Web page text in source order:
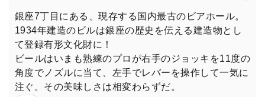
銀座7丁目にある、現存する国内最古のビアホール。
1934年建造のビルは銀座の歴史を伝える建造物とし
て登録有形文化財に！
ビールはいまも熟練のプロが右手のジョッキを11度の
角度でノズルに当て、左手でレバーを操作して一気に
注ぐ。その美味しさは相変わらずだ。